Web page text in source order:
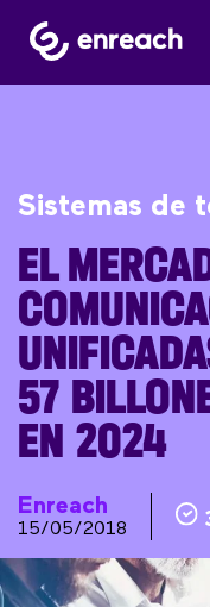
Sistemas de
EL
57
EN 2024
Enreach
15/05/2018